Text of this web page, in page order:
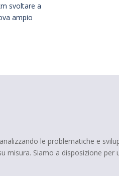
svoltare a
ampio
le problematiche e
misura. Siamo a disposizione